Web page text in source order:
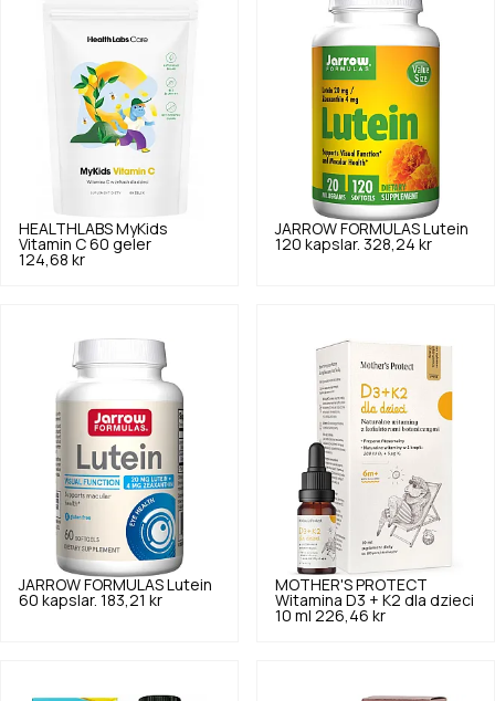
HEALTHLABS MyKids
Vitamin C 60 geler
124,68 kr
JARROW FORMULAS
Lutein
120 kapslar. 328,24 kr
JARROW FORMULAS
Lutein
60 kapslar. 183,21 kr
MOTHER'S PROTECT
Witamina D3 + K2 dla dzieci
10 ml 226,46 kr